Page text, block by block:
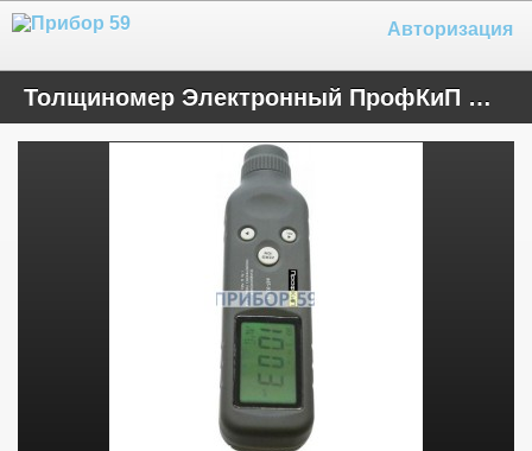
Авторизация
Толщиномер Электронный ПрофКиП МТ-933А